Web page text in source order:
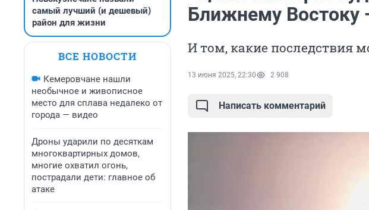
самый лучший (и дешевый)
район для жизни
ВСЕ НОВОСТИ
Кемеровчане нашли
необычное и живописное
место для сплава недалеко от
города — видео
Дроны ударили по десяткам
многоквартирных домов,
многие охватил огонь,
пострадали дети: главное об
атаке
Ближнему Востоку
И том, какие последствия
13 июня 2025, 22:30 2 908
Написать комментарий